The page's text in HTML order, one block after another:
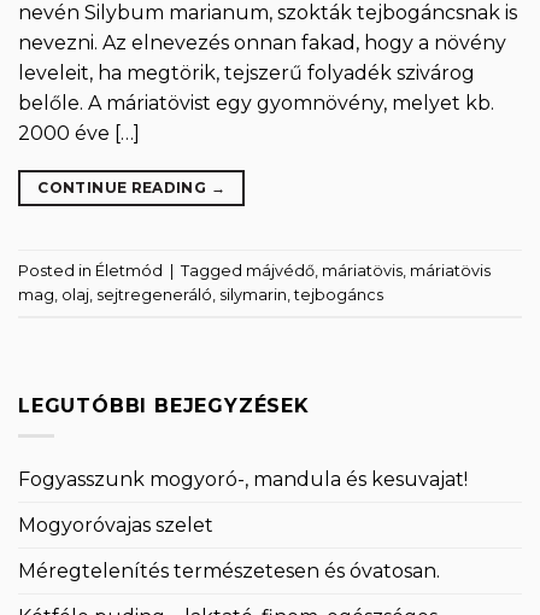
nevén Silybum marianum, szokták tejbogáncsnak is
nevezni. Az elnevezés onnan fakad, hogy a növény
leveleit, ha megtörik, tejszerű folyadék szivárog
belőle. A máriatövist egy gyomnövény, melyet kb.
2000 éve […]
CONTINUE READING →
Posted in Életmód Tagged májvédő máriatövis máriatövis
mag olaj sejtregeneráló silymarin ,tejbogáncs
LEGUTÓBBI BEJEGYZÉSEK
Fogyasszunk mogyoró-, mandula és kesuvajat!
Mogyoróvajas szelet
Méregtelenítés természetesen és óvatosan.